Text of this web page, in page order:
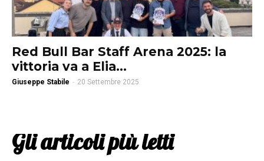
Red Bull Bar Staff Arena 2025: la
vittoria va a Elia...
Giuseppe Stabile - 20 Settembre 2025
Gli articoli più letti